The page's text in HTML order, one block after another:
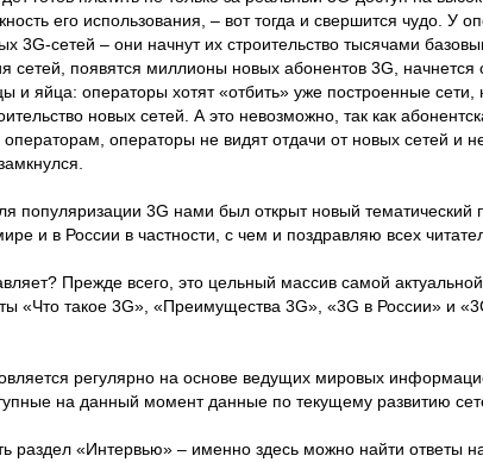
его использования, – вот тогда и свершится чудо. У
3G-сетей – они начнут их строительство тысячами
сетей, появятся миллионы новых абонентов 3G,
и яйца: операторы хотят «отбить» уже построенные
новых сетей. А это невозможно, так как
операторы не видят отдачи от новых сетей и
популяризации 3G нами был открыт новый тематический
и в России в частности, с чем и поздравляю всех
Прежде всего, это цельный массив самой
«Что такое 3G», «Преимущества 3G», «3G в России» и
регулярно на основе ведущих мировых
на данный момент данные по текущему развитию
раздел «Интервью» – именно здесь можно найти ответы